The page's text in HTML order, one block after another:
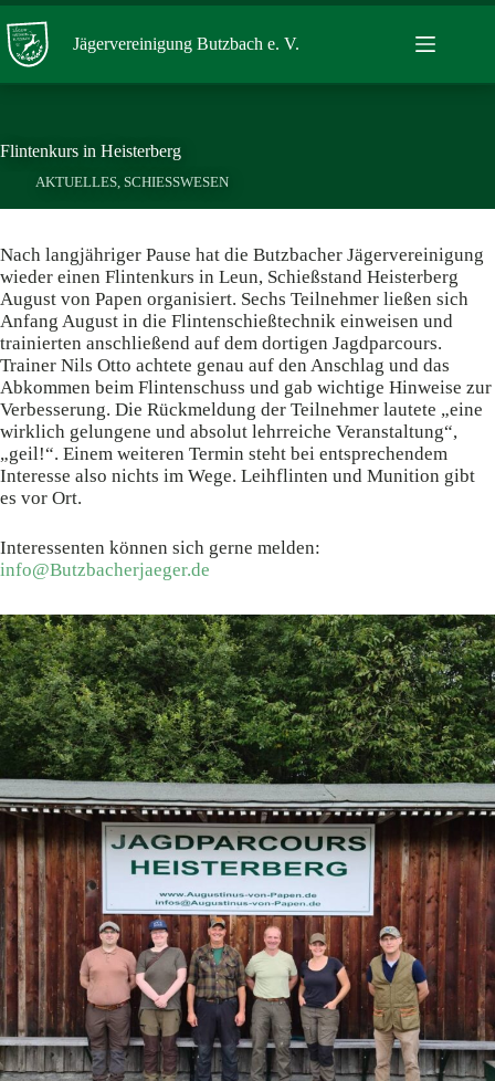
Zum
Inhalt
springen
Jägervereinigung Butzbach e. V.
Flintenkurs in Heisterberg
AKTUELLES, SCHIESSWESEN
Nach langjähriger Pause hat die Butzbacher Jägervereinigung
wieder einen Flintenkurs in Leun, Schießstand Heisterberg
August von Papen organisiert. Sechs Teilnehmer ließen sich
Anfang August in die Flintenschießtechnik einweisen und
trainierten anschließend auf dem dortigen Jagdparcours.
Trainer Nils Otto achtete genau auf den Anschlag und das
Abkommen beim Flintenschuss und gab wichtige Hinweise zur
Verbesserung. Die Rückmeldung der Teilnehmer lautete „eine
wirklich gelungene und absolut lehrreiche Veranstaltung“,
„geil!“. Einem weiteren Termin steht bei entsprechendem
Interesse also nichts im Wege. Leihflinten und Munition gibt
es vor Ort.
Interessenten können sich gerne melden:
info@Butzbacherjaeger.de